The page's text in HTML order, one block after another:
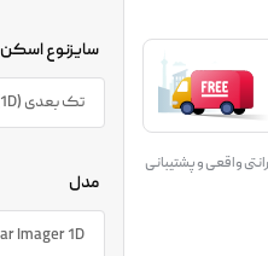
واقعی و پشتیبانی
سایزنوع اسکن
مدل